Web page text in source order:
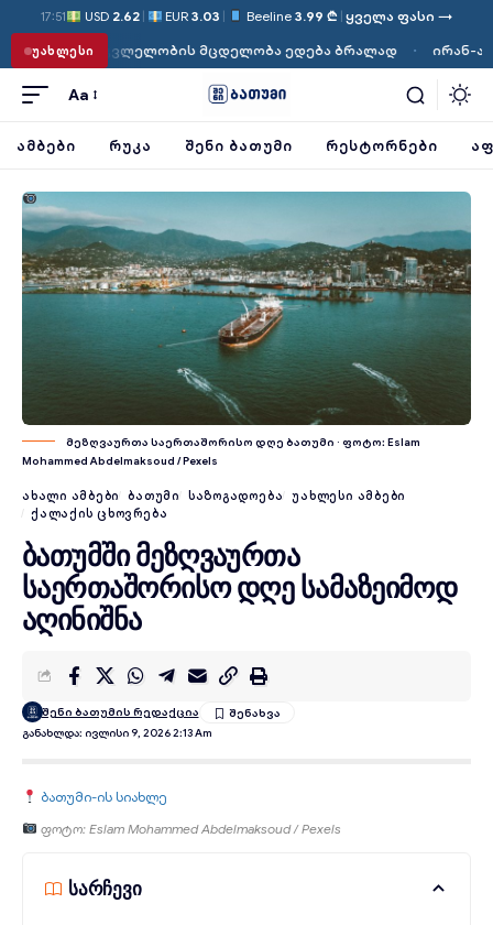
17:51 USD 2.62 | EUR3.03 | Beeline 3.99 ₾ | ყველა ფასი →
ᲣᲐᲮᲚᲔᲡᲘ
მცდელობა ედება ბრალად · ირან-აშშ დაპირისპირება:
Aa
ᲐᲛᲑᲔᲑᲘ ᲠᲣᲙᲐ ᲨᲔᲜᲘ ᲑᲐᲗᲣᲛᲘ ᲠᲔᲡᲢᲝᲠᲜᲔᲑᲘ
ფოტო: Eslam Mohammed Abdelmaksoud / Pexels
მეზღვაურთა საერთაშორისო დღე ბათუმი · ფოტო: Eslam
Mohammed Abdelmaksoud / Pexels
ᲐᲮᲐᲚᲘ ᲐᲛᲑᲔᲑᲘ ᲑᲐᲗᲣᲛᲘ ᲡᲐᲖᲝᲒᲐᲓᲝᲔᲑᲐ
ᲣᲐᲮᲚᲔᲡᲘ ᲐᲛᲑᲔᲑᲘ
ᲥᲐᲚᲐᲥᲘᲡ ᲪᲮᲝᲕᲠᲔᲑᲐ
ბათუმში მეზღვაურთა
საერთაშორისო დღე სამაზეიმოდ
აღინიშნა
Განახლდა: Ივლისი 9, 2026 2:13 Am
შენი ბათუმის რედაქცია
ბათუმი-ის სიახლე
ფოტო: Eslam Mohammed Abdelmaksoud / Pexels
სარჩევი